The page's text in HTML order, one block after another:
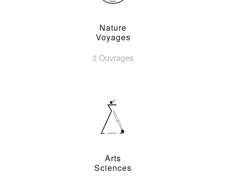
Nature
Voyages
3 Ouvrages
Arts
Sciences